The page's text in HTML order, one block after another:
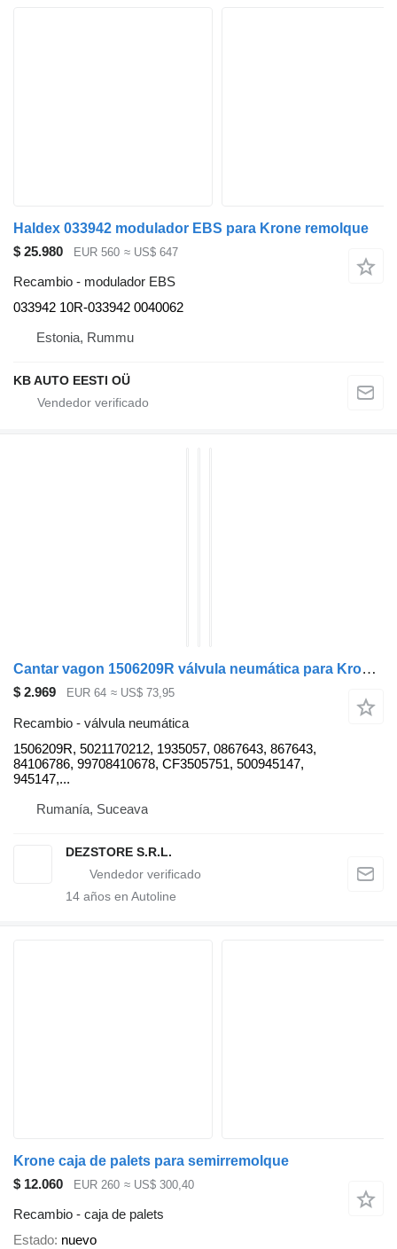
Haldex 033942 modulador EBS para Krone remolque
$ 25.980
EUR 560 ≈ US$ 647
Recambio - modulador EBS
033942 10R-033942 0040062
Estonia, Rummu
KB AUTO EESTI OÜ
Cantar vagon 1506209R válvula neumática para Krone remolque
$ 2.969 EUR 64 ≈ US$ 73,95
Recambio - válvula neumática
1506209R, 5021170212, 1935057, 0867643, 867643,
84106786, 99708410678, CF3505751, 500945147,
945147,...
Rumanía, Suceava
DEZSTORE S.R.L.
14 años en Autoline
Krone caja de palets para semirremolque
$ 12.060
EUR 260 ≈ US$ 300,40
Recambio - caja de palets
Estado nuevo